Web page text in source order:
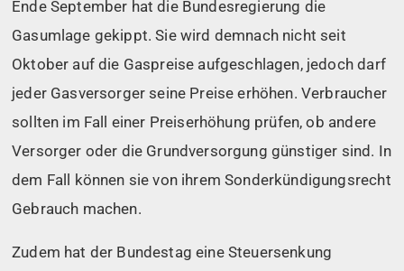
Ende September hat die Bundesregierung die
Gasumlage gekippt. Sie wird demnach nicht seit
Oktober auf die Gaspreise aufgeschlagen, jedoch darf
jeder Gasversorger seine Preise erhöhen. Verbraucher
sollten im Fall einer Preiserhöhung prüfen, ob andere
Versorger oder die Grundversorgung günstiger sind. In
dem Fall können sie von ihrem Sonderkündigungsrecht
Gebrauch machen.
Zudem hat der Bundestag eine Steuersenkung